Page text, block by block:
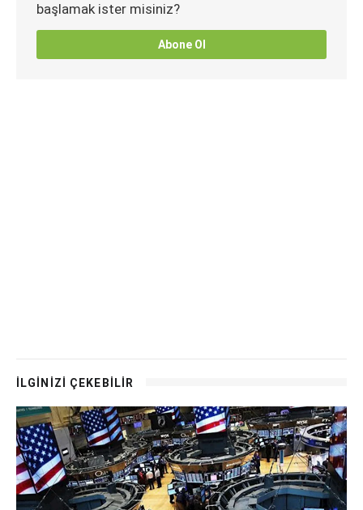
başlamak ister misiniz?
Abone Ol
İLGİNİZİ ÇEKEBİLİR